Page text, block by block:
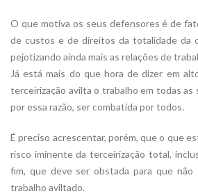
O que motiva os seus defensores é de
de custos e de direitos da totalidade da
pejotizando ainda mais as relações de
Já está mais do que hora de dizer em
terceirização avilta o trabalho em todas as
por essa razão, ser combatida por todos.
É preciso acrescentar, porém, que o que
risco iminente da terceirização total,
fim, que deve ser obstada para que não
trabalho aviltado.